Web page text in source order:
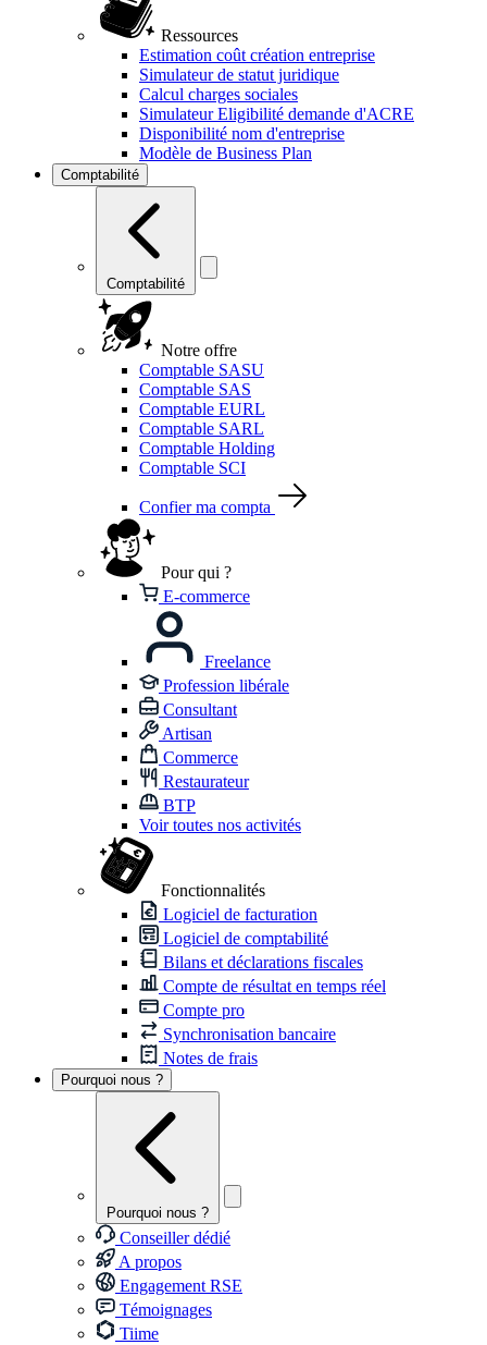
Ressources
Estimation coût création entreprise
Simulateur de statut juridique
Calcul charges sociales
Simulateur Eligibilité demande d'ACRE
Disponibilité nom d'entreprise
Modèle de Business Plan
Comptabilité
Comptabilité
Notre offre
Comptable SASU
Comptable SAS
Comptable EURL
Comptable SARL
Comptable Holding
Comptable SCI
Confier ma compta
Pour qui ?
E-commerce
Freelance
Profession libérale
Consultant
Artisan
Commerce
Restaurateur
BTP
Voir toutes nos activités
Fonctionnalités
Logiciel de facturation
Logiciel de comptabilité
Bilans et déclarations fiscales
Compte de résultat en temps réel
Compte pro
Synchronisation bancaire
Notes de frais
Pourquoi nous ?
Pourquoi nous ?
Conseiller dédié
A propos
Engagement RSE
Témoignages
Tiime